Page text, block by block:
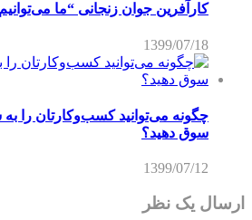
کارآفرین جوان زنجانی “ما
1399/07/18
چگونه می‌توانید کسب‌و‌کارتان را
سوق دهید؟
1399/07/12
ارسال یک نظر